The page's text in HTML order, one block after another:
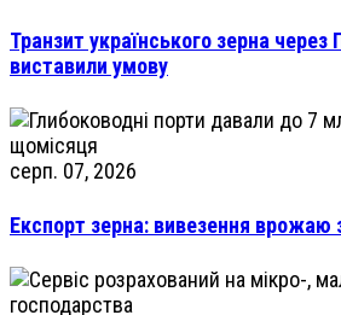
Транзит українського зерна через
виставили умову
серп. 07, 2026
Експорт зерна: вивезення врожаю